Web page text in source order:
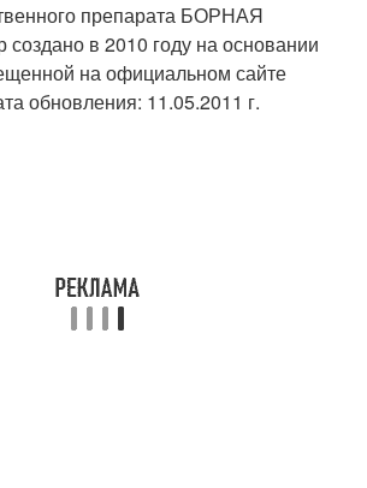
препарата БОРНАЯ
в 2010 году на основании
на официальном сайте
обновления: 11.05.2011 г.